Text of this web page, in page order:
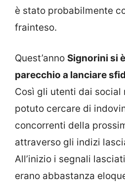
è stato probabilmente
frainteso.
Quest’anno Signorini si
parecchio a lanciare
Così gli utenti dai social
potuto cercare di
concorrenti della
attraverso gli indizi
All’inizio i segnali
erano abbastanza